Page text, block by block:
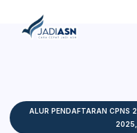
ALUR PENDAFTARAN CPNS
2025